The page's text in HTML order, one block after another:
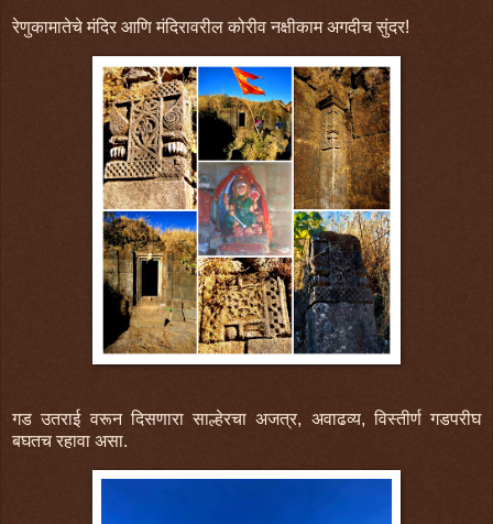
रेणुकामातेचे मंदिर आणि मंदिरावरील कोरीव नक्षीकाम अगदीच सुंदर!
गड उतराई वरून दिसणारा साल्हेरचा अजत्र, अवाढव्य, विस्तीर्ण गडपरीघ
बघतच रहावा असा.